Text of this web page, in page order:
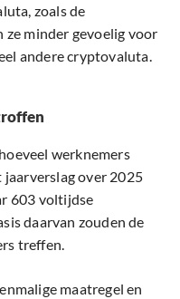
zoals de
ze minder gevoelig voor
andere cryptovaluta.
werknemers
over 2025
603 voltijdse
daarvan zouden de
treffen.
maatregel en